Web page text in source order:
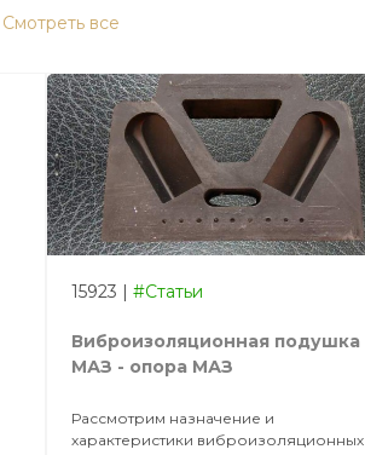
Смотреть все
15923 | #Статьи
Виброизоляционная подушка
МАЗ - опора МАЗ
Рассмотрим назначение и
характеристики виброизоляционных